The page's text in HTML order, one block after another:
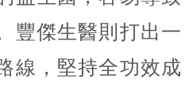
豐傑生醫則打出一
線，堅持全功效成